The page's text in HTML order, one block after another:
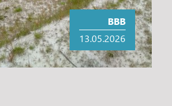
BBB
13.05.2026